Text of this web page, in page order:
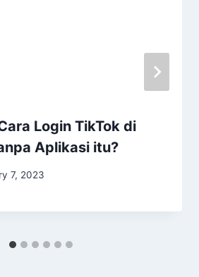
Login TikTok di
Aplikasi itu?
7, 2023